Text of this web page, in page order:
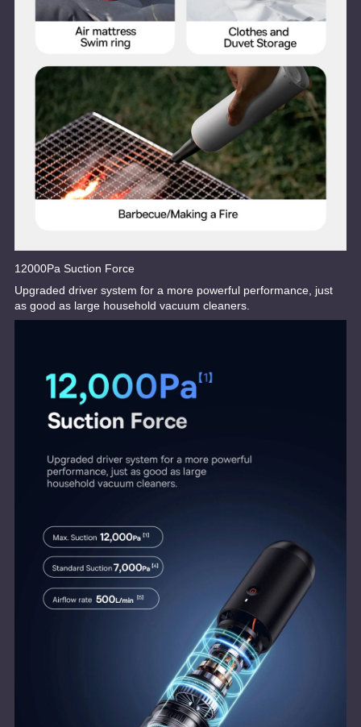
12000Pa Suction Force
Upgraded driver system for a more powerful performance, just
as good as large household vacuum cleaners.